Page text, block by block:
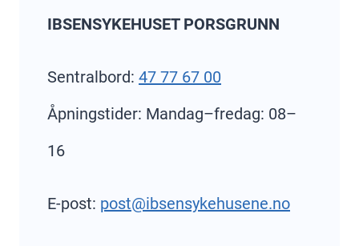
IBSENSYKEHUSET PORSGRUNN
Sentralbord: 47 77 67 00
Åpningstider: Mandag–fredag: 08–
16
E-post: post@ibsensykehusene.no